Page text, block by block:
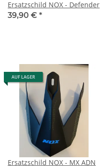
Ersatzschild NOX - Defender
39,90 € *
AUF LAGER
Ersatzschild NOX - MX ADN